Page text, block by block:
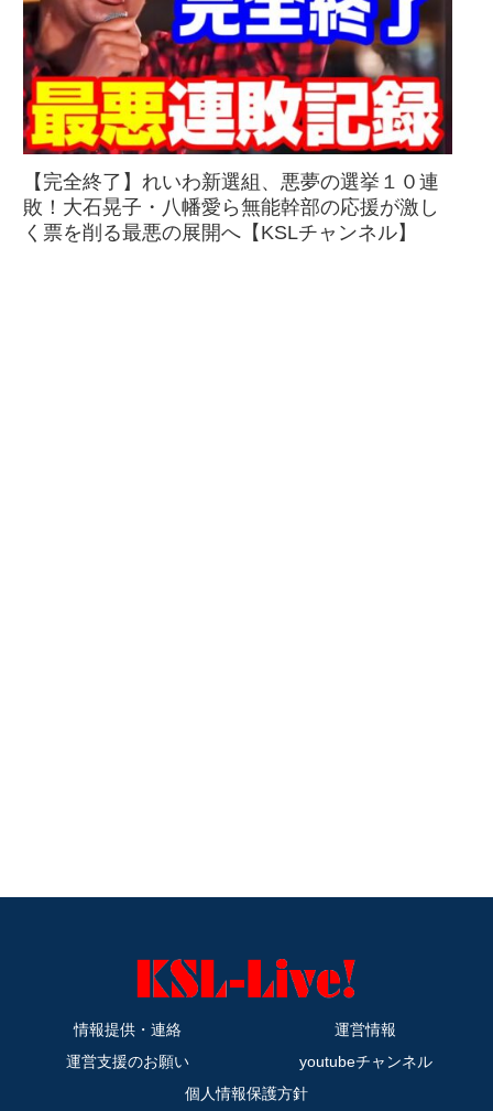
【完全終了】れいわ新選組、悪夢の選挙１０連
敗！大石晃子・八幡愛ら無能幹部の応援が激し
く票を削る最悪の展開へ【KSLチャンネル】
情報提供・連絡
運営情報
運営支援のお願い
youtubeチャンネル
個人情報保護方針